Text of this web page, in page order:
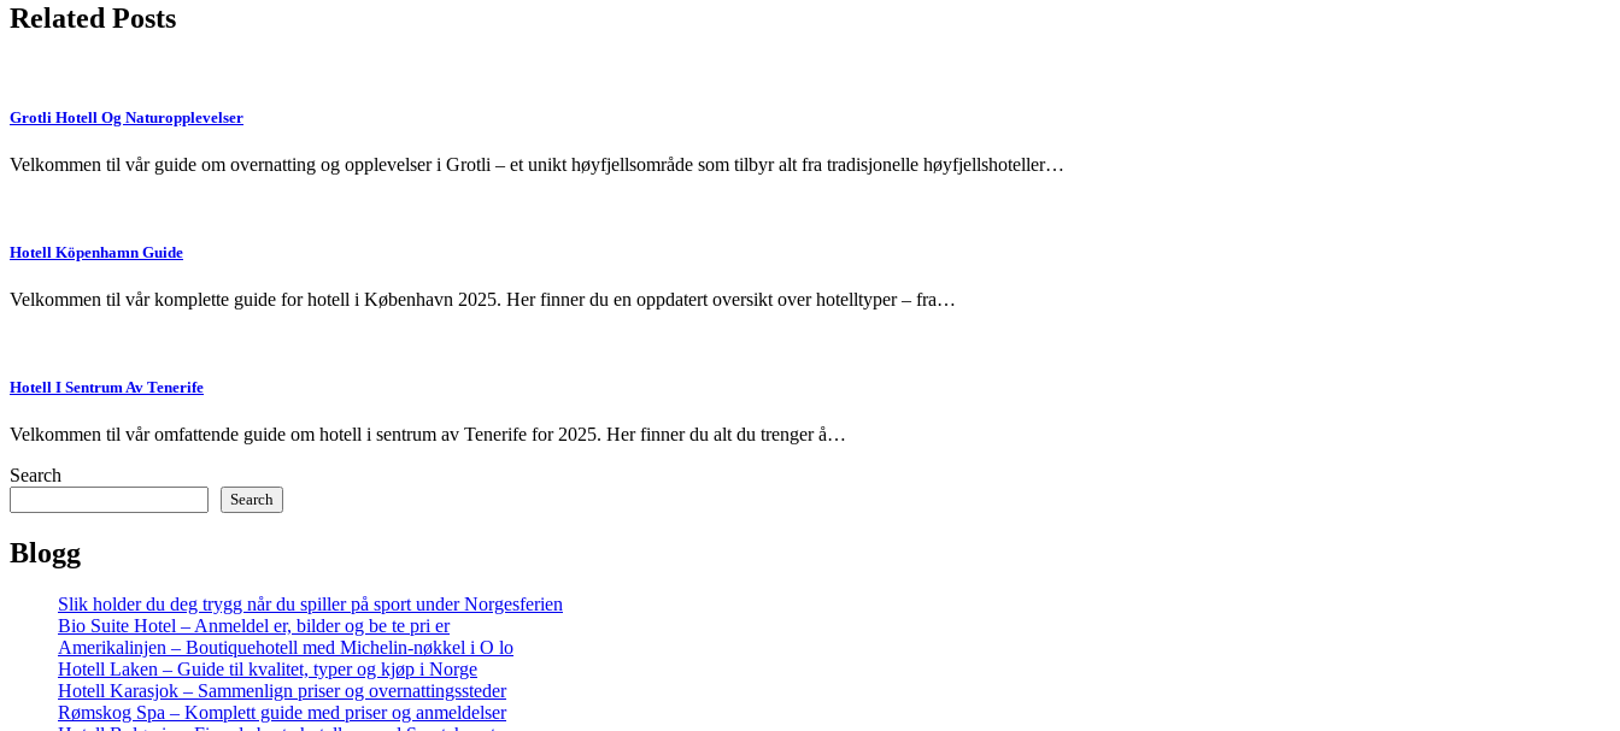
Related Posts
Grotli Hotell Og Naturopplevelser
Velkommen til vår guide om overnatting og opplevelser i Grotli – et unikt høyfjellsområde som tilbyr alt fra tradisjonelle høyfjellshoteller…
Hotell Köpenhamn Guide
Velkommen til vår komplette guide for hotell i København 2025. Her finner du en oppdatert oversikt over hotelltyper – fra…
Hotell I Sentrum Av Tenerife
Velkommen til vår omfattende guide om hotell i sentrum av Tenerife for 2025. Her finner du alt du trenger å…
Search
Search
Blogg
Slik holder du deg trygg når du spiller på sport under Norgesferien
Bio Suite Hotel – Anmeldel er, bilder og be te pri er
Amerikalinjen – Boutiquehotell med Michelin-nøkkel i O lo
Hotell Laken – Guide til kvalitet, typer og kjøp i Norge
Hotell Karasjok – Sammenlign priser og overnattingssteder
Rømskog Spa – Komplett guide med priser og anmeldelser